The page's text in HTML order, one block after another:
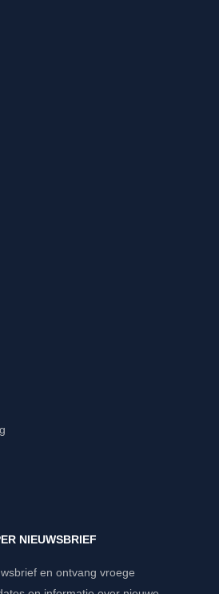
NIEUWSBRIEF
en ontvang vroege